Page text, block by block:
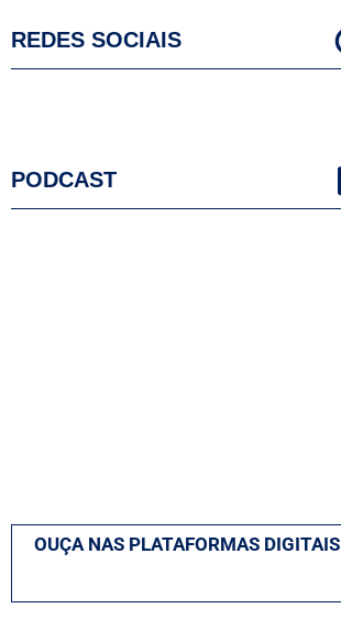
REDES SOCIAIS
PODCAST
OUÇA NAS PLATAFORMAS DIGITAIS